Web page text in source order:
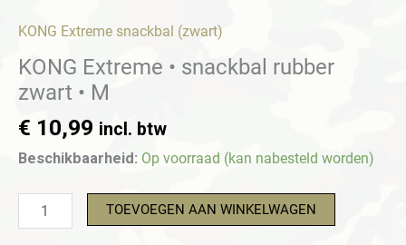
KONG Extreme snackbal (zwart)
KONG Extreme • snackbal rubber
zwart • M
€ 10,99 incl. btw
Beschikbaarheid: Op voorraad (kan nabesteld worden)
KONG
Extreme
TOEVOEGEN AAN WINKELWAGEN